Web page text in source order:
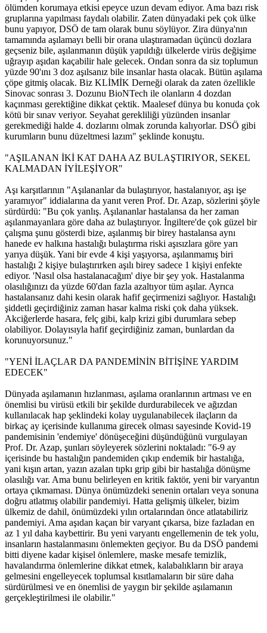
ölümden korumaya etkisi epeyce uzun devam ediyor. Ama bazı risk
gruplarına yapılması faydalı olabilir. Zaten dünyadaki pek çok ülke
bunu yapıyor, DSÖ de tam olarak bunu söylüyor. Zira dünya'nın
tamamında aşılamayı belli bir orana ulaştıramadan üçüncü dozlara
geçseniz bile, aşılanmanın düşük yapıldığı ülkelerde virüs değişime
uğrayıp aşıdan kaçabilir hale gelecek. Ondan sonra da siz toplumun
yüzde 90'ını 3 doz aşılsanız bile insanlar hasta olacak. Bütün aşılama
çöpe gitmiş olacak. Biz KLİMİK Derneği olarak da zaten özellikle
Sinovac sonrası 3. Dozunu BioNTech ile olanların 4 dozdan
kaçınması gerektiğine dikkat çektik. Maalesef dünya bu konuda çok
kötü bir sınav veriyor. Seyahat gerekliliği yüzünden insanlar
gerekmediği halde 4. dozlarını olmak zorunda kalıyorlar. DSÖ gibi
kurumların bunu düzeltmesi lazım" şeklinde konuştu.
"AŞILANAN İKİ KAT DAHA AZ BULAŞTIRIYOR, SEKEL
KALMADAN İYİLEŞİYOR"
Aşı karşıtlarının "Aşılananlar da bulaştırıyor, hastalanıyor, aşı işe
yaramıyor" iddialarına da yanıt veren Prof. Dr. Azap, sözlerini şöyle
sürdürdü: "Bu çok yanlış. Aşılananlar hastalansa da her zaman
aşılanmayanlara göre daha az bulaştırıyor. İngiltere'de çok güzel bir
çalışma şunu gösterdi bize, aşılanmış bir birey hastalansa aynı
hanede ev halkına hastalığı bulaştırma riski aşısızlara göre yarı
yarıya düşük. Yani bir evde 4 kişi yaşıyorsa, aşılanmamış biri
hastalığı 2 kişiye bulaştırırken aşılı birey sadece 1 kişiyi enfekte
ediyor. 'Nasıl olsa hastalanacağım' diye bir şey yok. Hastalanma
olasılığınızı da yüzde 60'dan fazla azaltıyor tüm aşılar. Ayrıca
hastalansanız dahi kesin olarak hafif geçirmenizi sağlıyor. Hastalığı
şiddetli geçirdiğiniz zaman hasar kalma riski çok daha yüksek.
Akciğerlerde hasara, felç gibi, kalp krizi gibi durumlara sebep
olabiliyor. Dolayısıyla hafif geçirdiğiniz zaman, bunlardan da
korunuyorsunuz."
"YENİ İLAÇLAR DA PANDEMİNİN BİTİŞİNE YARDIM
EDECEK"
Dünyada aşılamanın hızlanması, aşılama oranlarının artması ve en
önemlisi bu virüsü etkili bir şekilde durdurabilecek ve ağızdan
kullanılacak hap şeklindeki kolay uygulanabilecek ilaçların da
birkaç ay içerisinde kullanıma girecek olması sayesinde Kovid-19
pandemisinin 'endemiye' dönüşeceğini düşündüğünü vurgulayan
Prof. Dr. Azap, şunları söyleyerek sözlerini noktaladı: "6-9 ay
içerisinde bu hastalığın pandemiden çıkıp endemik bir hastalığa,
yani kışın artan, yazın azalan tıpkı grip gibi bir hastalığa dönüşme
olasılığı var. Ama bunu belirleyen en kritik faktör, yeni bir varyantın
ortaya çıkmaması. Dünya önümüzdeki senenin ortaları veya sonuna
doğru atlatmış olabilir pandemiyi. Hatta gelişmiş ülkeler, bizim
ülkemiz de dahil, önümüzdeki yılın ortalarından önce atlatabiliriz
pandemiyi. Ama aşıdan kaçan bir varyant çıkarsa, bize fazladan en
az 1 yıl daha kaybettirir. Bu yeni varyantı engellemenin de tek yolu,
insanların hastalanmasını önlemekten geçiyor. Bu da DSÖ pandemi
bitti diyene kadar kişisel önlemlere, maske mesafe temizlik,
havalandırma önlemlerine dikkat etmek, kalabalıkların bir araya
gelmesini engelleyecek toplumsal kısıtlamaların bir süre daha
sürdürülmesi ve en önemlisi de yaygın bir şekilde aşılamanın
gerçekleştirilmesi ile olabilir."